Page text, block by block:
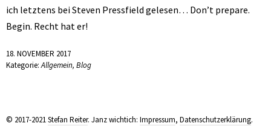
ich letztens bei Steven Pressfield gelesen… Don’t prepare.
Begin. Recht hat er!
18. NOVEMBER 2017
Kategorie:Allgemein, Blog
© 2017-2021Stefan Reiter. Janz wichtich: Impressum, Datenschutzerklärung.